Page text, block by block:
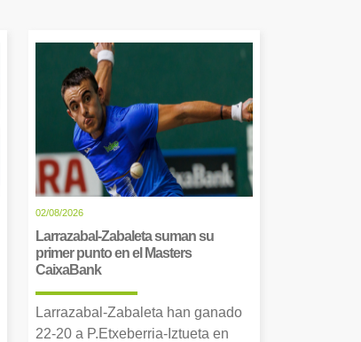
02/08/2026
Larrazabal-Zabaleta suman su
primer punto en el Masters
CaixaBank
Larrazabal-Zabaleta han ganado
22-20 a P.Etxeberria-Iztueta en